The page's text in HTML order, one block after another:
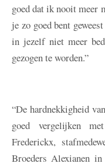
goed dat ik nooit meer
je zo goed bent
in jezelf niet meer
gezogen te worden.”
“De hardnekkigheid
goed vergelijken
Frederickx,
Broeders Alexianen